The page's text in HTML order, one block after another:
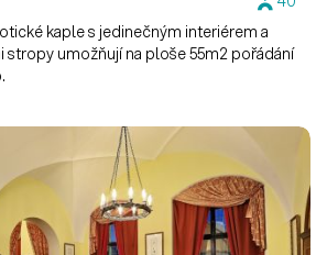
kaple s jedinečným interiérem a
stropy umožňují na ploše 55m2 pořádání